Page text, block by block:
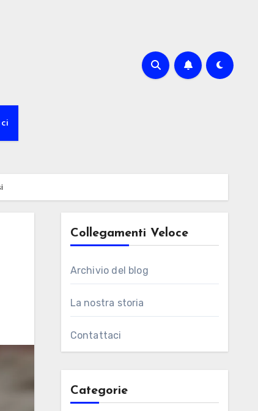
Collegamenti Veloce
Archivio del blog
La nostra storia
Contattaci
Categorie